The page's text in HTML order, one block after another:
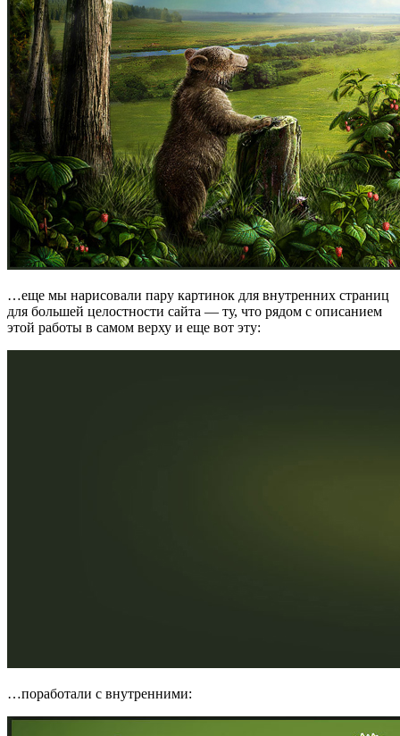
…еще мы нарисовали пару картинок для внутренних страниц
для большей целостности сайта — ту, что рядом с описанием
этой работы в самом верху и еще вот эту:
…поработали с внутренними: